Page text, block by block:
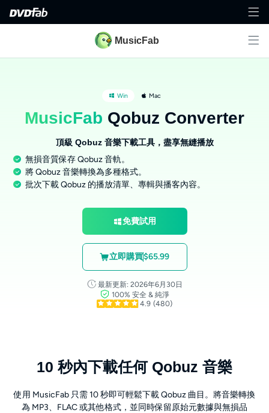
MusicFab
Win Mac
MusicFab Qobuz Converter
頂級 Qobuz 音樂下載工具，盡享無縫播放
無損音質保存 Qobuz 音軌。
將 Qobuz 音樂轉換為多種格式。
批次下載 Qobuz 的播放清單、專輯與播客內容。
免費試用
立即購買$65.99
最新更新: 2026年6月30日
100% 安全 & 純淨
4.9 (480)
10 秒內下載任何 Qobuz 音樂
使用 MusicFab 只需 10 秒即可輕鬆下載 Qobuz 曲目。將音樂轉換
為 MP3、FLAC 或其他格式，並同時保留原始元數據與無損品